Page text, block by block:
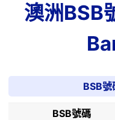
澳洲
BSB
BSB號碼